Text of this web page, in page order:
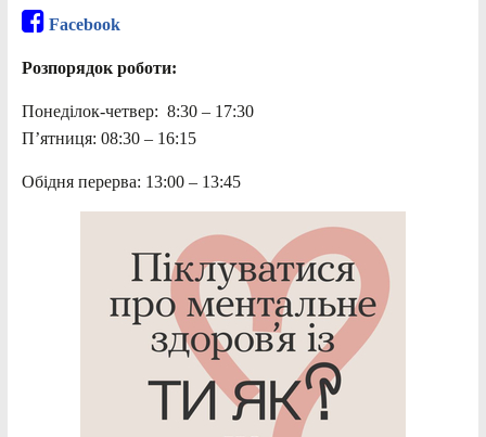
Facebook
Розпорядок роботи:
Понеділок-четвер: 8:30 – 17:30
П’ятниця: 08:30 – 16:15
Обідня перерва: 13:00 – 13:45